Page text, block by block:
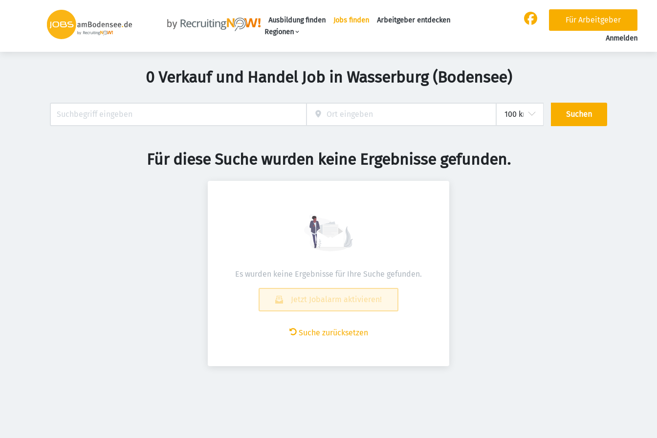
Ausbildung finden Jobs finden
Arbeitgeber entdecken
Regionen
Für Arbeitgeber
Anmelden
0 Verkauf und Handel Job in Wasserburg (Bodensee)
Suchen
Für diese Suche wurden keine Ergebnisse gefunden.
Es wurden keine Ergebnisse für Ihre Suche gefunden.
Jetzt Jobalarm aktivieren!
Suche zurücksetzen